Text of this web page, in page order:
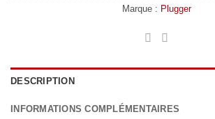
Marque : Plugger
DESCRIPTION
INFORMATIONS COMPLÉMENTAIRES